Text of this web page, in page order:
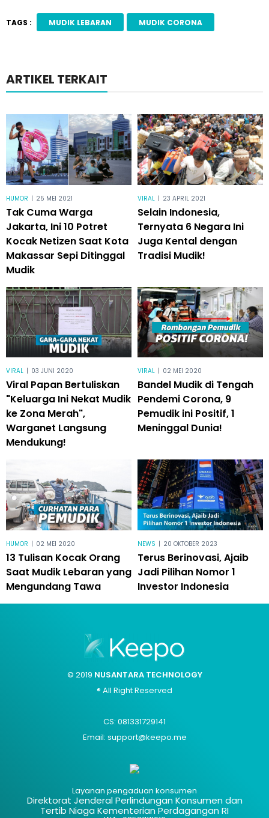
TAGS : MUDIK LEBARAN MUDIK CORONA
ARTIKEL TERKAIT
HUMOR | 25 MEI 2021
Tak Cuma Warga
Jakarta, Ini 10 Potret
Kocak Netizen Saat Kota
Makassar Sepi Ditinggal
Mudik
VIRAL | 23 APRIL 2021
Selain Indonesia,
Ternyata 6 Negara Ini
Juga Kental dengan
Tradisi Mudik!
VIRAL | 03 JUNI 2020
Viral Papan Bertuliskan
"Keluarga Ini Nekat Mudik
ke Zona Merah",
Warganet Langsung
Mendukung!
VIRAL | 02 MEI 2020
Bandel Mudik di Tengah
Pendemi Corona, 9
Pemudik ini Positif, 1
Meninggal Dunia!
HUMOR | 02 MEI 2020
13 Tulisan Kocak Orang
Saat Mudik Lebaran yang
Mengundang Tawa
NEWS | 20 OKTOBER 2023
Terus Berinovasi, Ajaib
Jadi Pilihan Nomor 1
Investor Indonesia
© 2019 NUSANTARA TECHNOLOGY
® All Right Reserved
CS: 081331729141
Email: support@keepo.me
Layanan pengaduan konsumen
Direktorat Jenderal Perlindungan Konsumen dan
Tertib Niaga Kementerian Perdagangan RI